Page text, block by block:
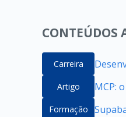
CONTEÚDOS
Carreira
Artigo MCP:
Formação